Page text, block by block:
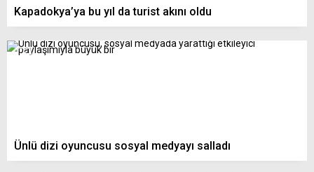
Kapadokya’ya bu yıl da turist akını oldu
Ünlü dizi oyuncusu sosyal medyayı salladı